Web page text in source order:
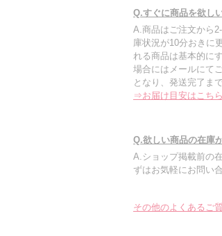
Q.すぐに商品を欲し
A.商品はご注文から
庫状況が10分おきに
れる商品は基本的に
場合にはメールにて
となり、発送完了ま
⇒お届け目安はこちら
Q.欲しい商品の在庫
A.ショップ掲載前の
ずはお気軽にお問い
その他のよくあるご